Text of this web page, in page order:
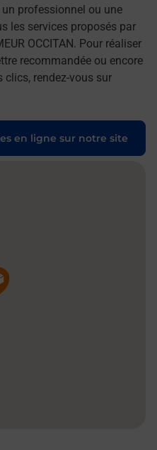
professionnel ou une
les services proposés par
OCCITAN. Pour réaliser
recommandée ou encore
clics, rendez-vous sur
en ligne sur notre site
la carte